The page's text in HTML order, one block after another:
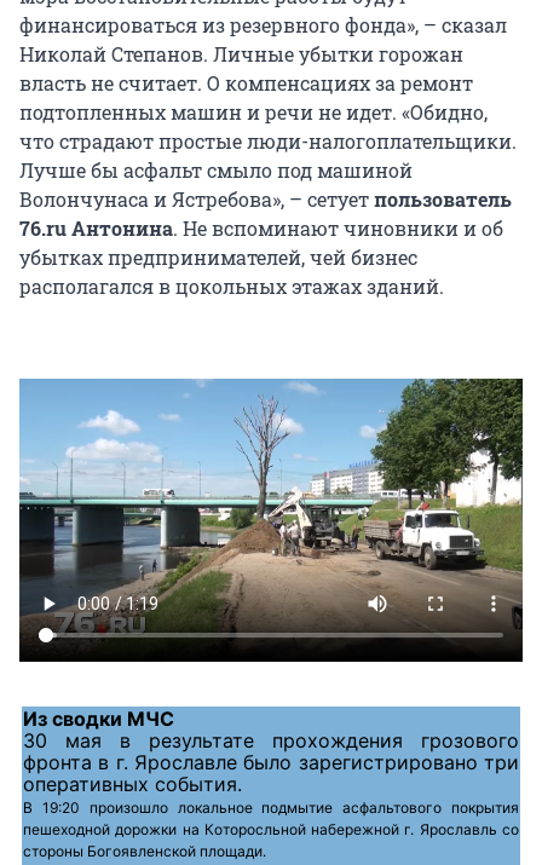
финансироваться из резервного фонда», – сказал
Николай Степанов. Личные убытки горожан
власть не считает. О компенсациях за ремонт
подтопленных машин и речи не идет. «Обидно,
что страдают простые люди-налогоплательщики.
Лучше бы асфальт смыло под машиной
Волончунаса и Ястребова», – сетуетпользователь
76.ru Антонина. Не вспоминают чиновники и об
убытках предпринимателей, чей бизнес
располагался в цокольных этажах зданий.
Из сводки МЧС
30 мая в результате прохождения грозового
фронта в г. Ярославле было зарегистрировано три
оперативных события.
В 19:20 произошло локальное подмытие асфальтового покрытия
пешеходной дорожки на Которосльной набережной г. Ярославль со
стороны Богоявленской площади.